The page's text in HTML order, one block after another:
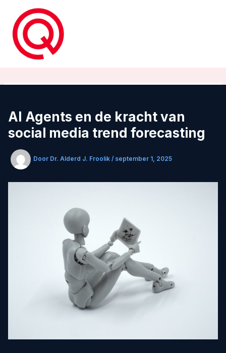
inhoud
AI Agents en de kracht van
social media trend forecasting
Door Dr. Alderd J. Froolik / september 1, 2025